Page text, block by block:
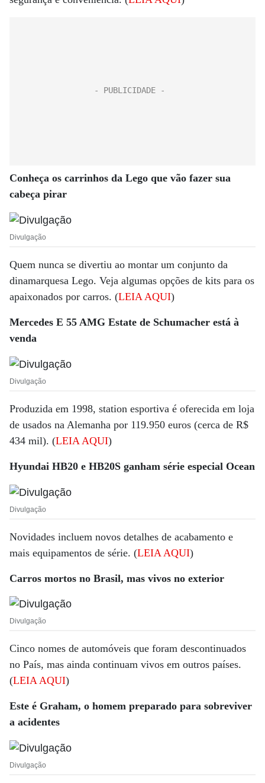
Conheça os carrinhos da Lego que vão fazer sua
cabeça pirar
Divulgação
Quem nunca se divertiu ao montar um conjunto da
dinamarquesa Lego. Veja algumas opções de kits para os
apaixonados por carros. (LEIA AQUI)
Mercedes E 55 AMG Estate de Schumacher está à
venda
Divulgação
Produzida em 1998, station esportiva é oferecida em loja
de usados na Alemanha por 119.950 euros (cerca de R$
434 mil). (LEIA AQUI)
Hyundai HB20 e HB20S ganham série especial Ocean
Divulgação
Novidades incluem novos detalhes de acabamento e
mais equipamentos de série. (LEIA AQUI)
Carros mortos no Brasil, mas vivos no exterior
Divulgação
Cinco nomes de automóveis que foram descontinuados
no País, mas ainda continuam vivos em outros países.
(LEIA AQUI)
Este é Graham, o homem preparado para sobreviver
a acidentes
Divulgação